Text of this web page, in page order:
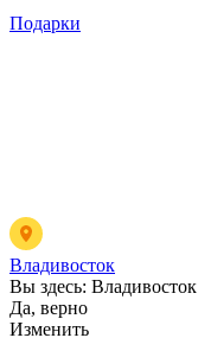
Подарки
Владивосток
Вы здесь: Владивосток
Да, верно
Изменить